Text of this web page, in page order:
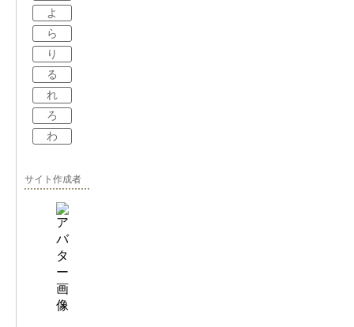
よ
ら
り
る
れ
ろ
わ
サイト作成者